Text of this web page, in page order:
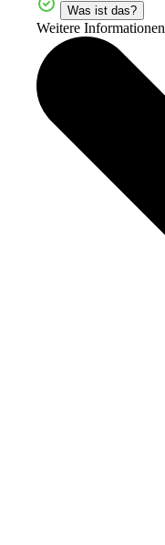
Was ist das?
Weitere Informationen